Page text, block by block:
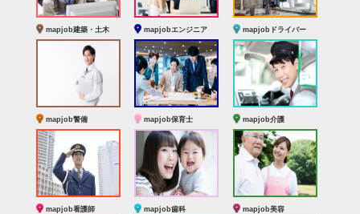
mapjob建築・土木 mapjobエンジニア mapjobドライバー
mapjob警備 mapjob保育士 mapjob介護
mapjob看護師 mapjob歯科 mapjob美容